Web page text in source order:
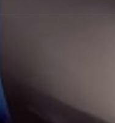
Brindamos